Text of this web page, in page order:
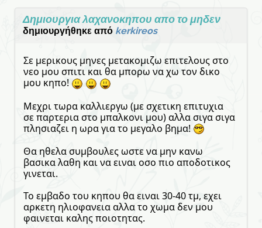
Δημιουργια λαχανοκηπου απο το μηδεν
δημιουργήθηκε από kerkireos
Σε μερικους μηνες μετακομιζω επιτελους στο
νεο μου σπιτι και θα μπορω να χω τον δικο
μου κηπο!
Μεχρι τωρα καλλιεργω (με σχετικη επιτυχια
σε παρτερια στο μπαλκονι μου) αλλα σιγα σιγα
πλησιαζει η ωρα για το μεγαλο βημα!
Θα ηθελα συμβουλες ωστε να μην κανω
βασικα λαθη και να ειναι οσο πιο αποδοτικος
γινεται.
Το εμβαδο του κηπου θα ειναι 30-40 τμ, εχει
αρκετη ηλιοφανεια αλλα το χωμα δεν μου
φαινεται καλης ποιοτητας.